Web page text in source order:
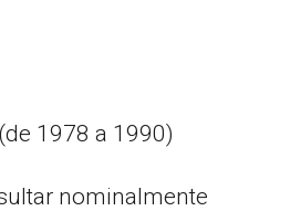
1978 a 1990)
nominalmente